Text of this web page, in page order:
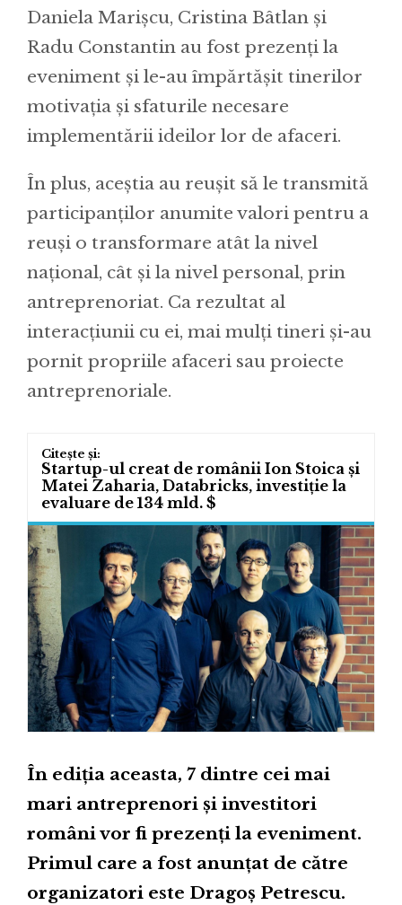
Daniela Marișcu, Cristina Bâtlan și
Radu Constantin au fost prezenți la
eveniment și le-au împărtășit tinerilor
motivația și sfaturile necesare
implementării ideilor lor de afaceri.
În plus, aceștia au reușit să le transmită
participanților anumite valori pentru a
reuși o transformare atât la nivel
național, cât și la nivel personal, prin
antreprenoriat. Ca rezultat al
interacțiunii cu ei, mai mulți tineri și-au
pornit propriile afaceri sau proiecte
antreprenoriale.
Startup-ul creat de românii Ion Stoica și
Matei Zaharia, Databricks, investiție la
evaluare de 134 mld. $
În ediția aceasta, 7 dintre cei mai
mari antreprenori și investitori
români vor fi prezenți la eveniment.
Primul care a fost anunțat de către
organizatori este Dragoș Petrescu.